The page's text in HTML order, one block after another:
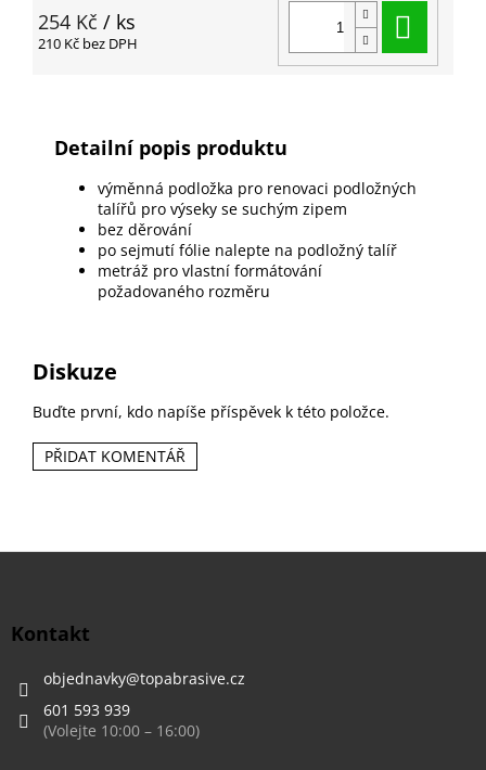
254 Kč / ks
210 Kč bez DPH
Detailní popis produktu
výměnná podložka pro renovaci podložných
talířů pro výseky se suchým zipem
bez děrování
po sejmutí fólie nalepte na podložný talíř
metráž pro vlastní formátování
požadovaného rozměru
Diskuze
Buďte první, kdo napíše příspěvek k této položce.
PŘIDAT KOMENTÁŘ
Z
Kontakt
objednavky@topabrasive.cz
601 593 939